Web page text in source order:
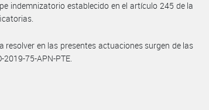
indemnizatorio establecido en el artículo 245 de la
en las presentes actuaciones surgen de las
75-APN-PTE.